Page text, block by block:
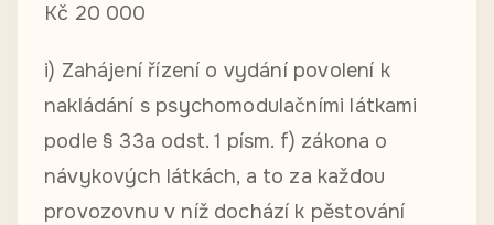
Kč 20 000
i) Zahájení řízení o vydání povolení k
nakládání s psychomodulačními látkami
podle § 33a odst. 1 písm. f) zákona o
návykových látkách, a to za každou
provozovnu v níž dochází k pěstování